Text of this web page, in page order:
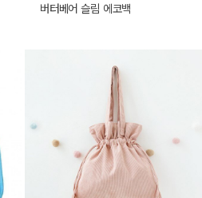
버터베어 슬림 에코백